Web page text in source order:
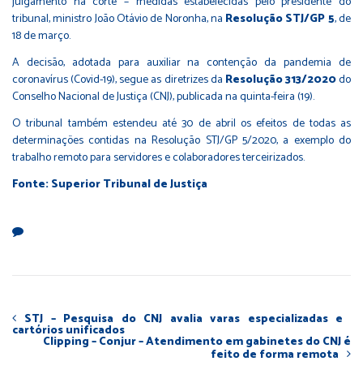
tribunal, ministro João Otávio de Noronha, na Resolução STJ/GP 5, de
18 de março.
A decisão, adotada para auxiliar na contenção da pandemia de
coronavírus (Covid-19), segue as diretrizes da Resolução 313/2020do
Conselho Nacional de Justiça (CNJ), publicada na quinta-feira (19).
O tribunal também estendeu até 30 de abril os efeitos de todas as
determinações contidas na Resolução STJ/GP 5/2020, a exemplo do
trabalho remoto para servidores e colaboradores terceirizados. ​
Fonte: Superior Tribunal de Justiça
STJ – Pesquisa do CNJ avalia varas especializadas e
cartórios unificados
Clipping – Conjur – Atendimento em gabinetes do CNJ é
feito de forma remota